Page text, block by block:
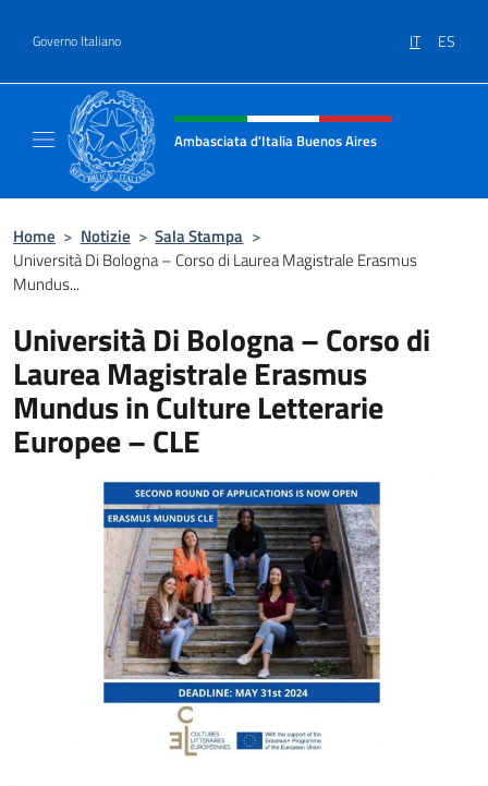
Governo Italiano IT ES
Intestazione sito, social e menù
Ambasciata d'Italia Buenos Aires
Home > Notizie > Sala Stampa >
Università Di Bologna – Corso di Laurea Magistrale Erasmus
Mundus...
Università Di Bologna – Corso di
Laurea Magistrale Erasmus
Mundus in Culture Letterarie
Europee – CLE